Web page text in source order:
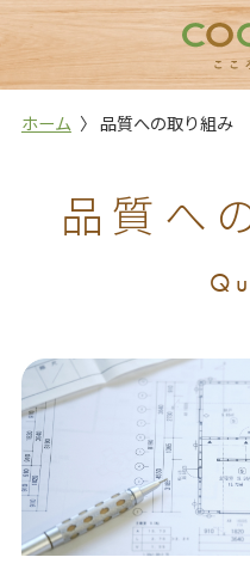
ホーム 品質への取り組み
品質へ